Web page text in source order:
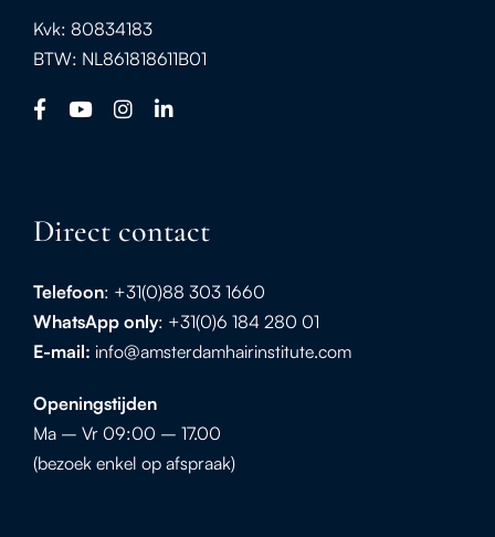
Kvk: 80834183
BTW: NL861818611B01
Direct contact
Telefoon: +31(0)88 303 1660
WhatsApp only: +31(0)6 184 280 01
E-mail: info@amsterdamhairinstitute.com
Openingstijden
Ma – Vr 09:00 – 17.00
(bezoek enkel op afspraak)